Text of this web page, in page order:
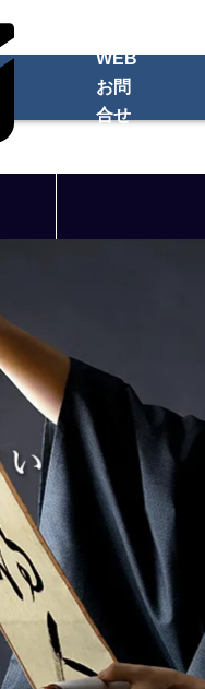
WEB
お問
合せ